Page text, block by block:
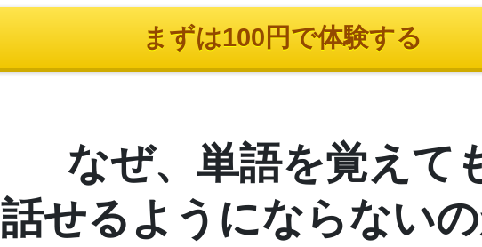
まずは100円で体験する
なぜ、単語を覚えて
話せるようにならない